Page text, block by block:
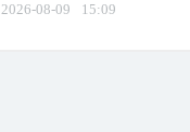
2026-08-09 15:09